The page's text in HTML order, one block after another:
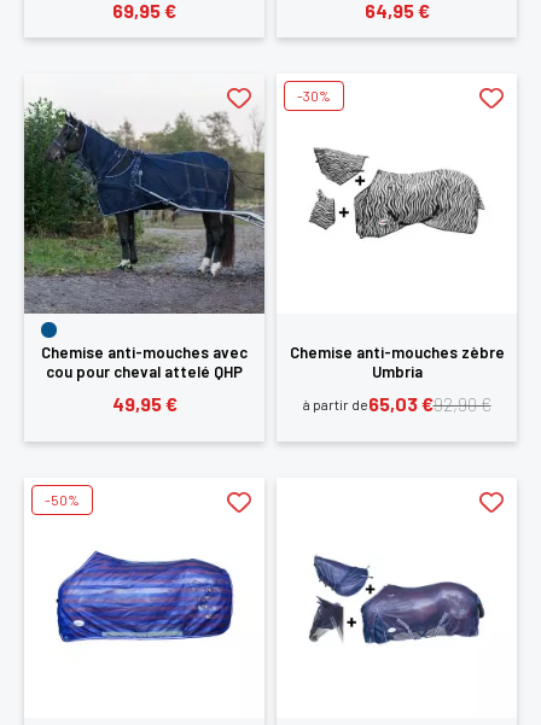
69,95 € 64,95 €
Chemise anti-mouches avec
cou pour cheval attelé QHP
49,95 €
Chemise anti-mouches zèbre
Umbria
à partir de 92,90 €
65,03 €
-30%
-50%
ANNULER SE